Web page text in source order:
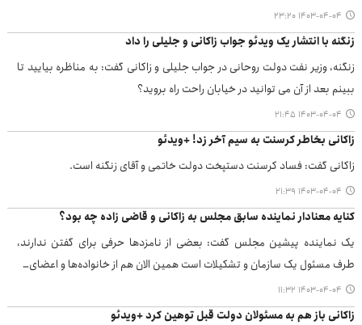
۱۴۰۳-۰۴-۰۴ ۲۳:۲۰
زنگنه با انتشار یک ویدئو جواب زاکانی و جلیلی را داد
زنگنه، وزیر نفت دولت روحانی در جواب جلیلی و زاکانی گفت: به مناظره بیایید تا
ببینم بعد از آن می توانید در خیابان راحت راه بروید؟
۱۴۰۳-۰۴-۰۴ ۲۱:۴۵
زاکانی بخاطر کرسنت به سیم آخر زد! +ویدئو
زاکانی گفت: فساد کرسنت دستپخت دولت خاتمی و آقای زنگنه است.
۱۴۰۳-۰۴-۰۴ ۲۱:۳۹
کنایه معنادار نماینده سابق مجلس به زاکانی و قاضی زاده چه بود؟
یک نماینده پیشین مجلس گفت: بعضی از نامزد‌ها حرفی برای گفتن ندارند،
طرف مسئول یک سازمان و تشکیلات است همین الان هم از خانواده‌ها و اعضای…
۱۴۰۳-۰۴-۰۴ ۱۱:۳۲
زاکانی باز هم به مسئولان دولت قبل توهین کرد +ویدئو